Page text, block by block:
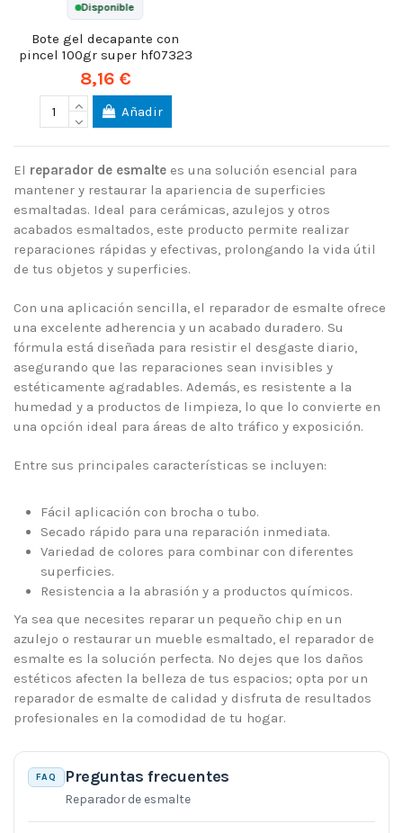
Disponible
Bote gel decapante con
pincel 100gr super hf07323
8,16 €
Añadir
El reparador de esmalte es una solución esencial para
mantener y restaurar la apariencia de superficies
esmaltadas. Ideal para cerámicas, azulejos y otros
acabados esmaltados, este producto permite realizar
reparaciones rápidas y efectivas, prolongando la vida útil
de tus objetos y superficies.
Con una aplicación sencilla, el reparador de esmalte ofrece
una excelente adherencia y un acabado duradero. Su
fórmula está diseñada para resistir el desgaste diario,
asegurando que las reparaciones sean invisibles y
estéticamente agradables. Además, es resistente a la
humedad y a productos de limpieza, lo que lo convierte en
una opción ideal para áreas de alto tráfico y exposición.
Entre sus principales características se incluyen:
Fácil aplicación con brocha o tubo.
Secado rápido para una reparación inmediata.
Variedad de colores para combinar con diferentes
superficies.
Resistencia a la abrasión y a productos químicos.
Ya sea que necesites reparar un pequeño chip en un
azulejo o restaurar un mueble esmaltado, el reparador de
esmalte es la solución perfecta. No dejes que los daños
estéticos afecten la belleza de tus espacios; opta por un
reparador de esmalte de calidad y disfruta de resultados
profesionales en la comodidad de tu hogar.
FAQ Preguntas frecuentes
Reparador de esmalte